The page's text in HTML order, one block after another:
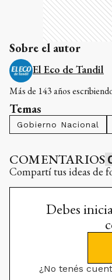
Sobre el autor
El Eco de Tandil
Más de 143 años
Temas
Gobierno Nacional
COMENTARIOS
Compartí tus ideas de
Debes
¿No tenés